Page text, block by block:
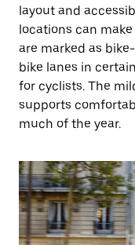
layout and
locations can
are marked as
bike lanes in
for cyclists. The
supports
much of the year.